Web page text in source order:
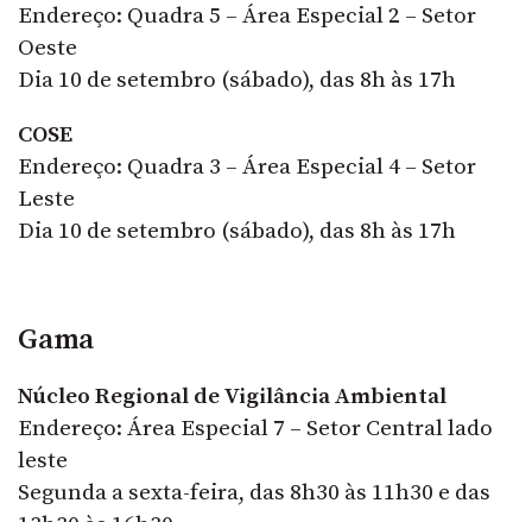
Endereço: Quadra 5 – Área Especial 2 – Setor
Oeste
Dia 10 de setembro (sábado), das 8h às 17h
COSE
Endereço: Quadra 3 – Área Especial 4 – Setor
Leste
Dia 10 de setembro (sábado), das 8h às 17h
Gama
Núcleo Regional de Vigilância Ambiental
Endereço: Área Especial 7 – Setor Central lado
leste
Segunda a sexta-feira, das 8h30 às 11h30 e das